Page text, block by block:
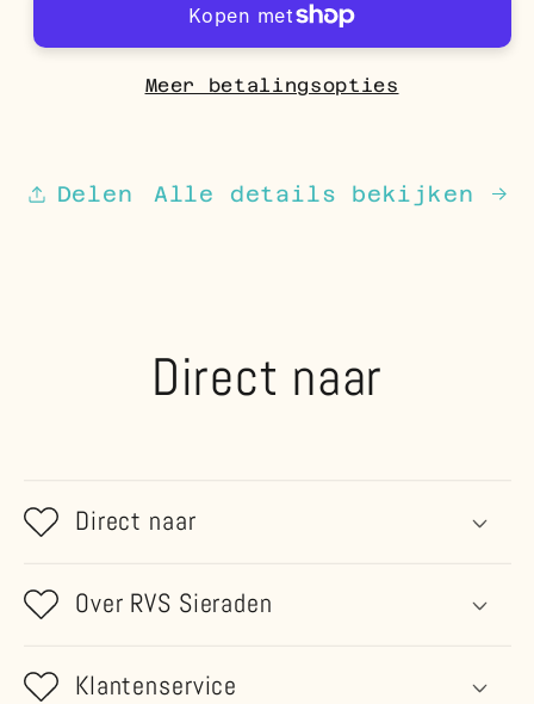
Staal
Creolen
Roestvrij
Staal
–
Creolen
Meer betalingsopties
Delen Alle details bekijken
Direct naar
Direct naar
Over RVS Sieraden
Klantenservice